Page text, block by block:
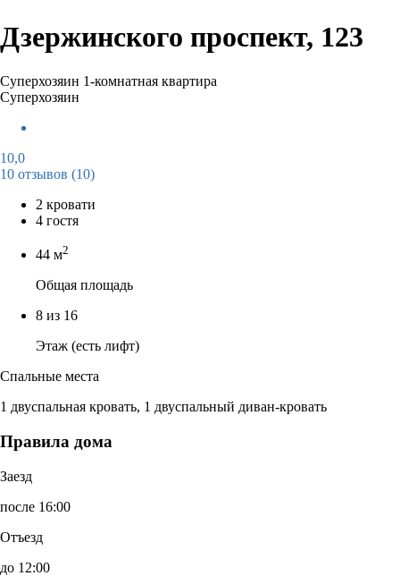
Дзержинского проспект, 123
Суперхозяин 1-комнатная квартира
Суперхозяин
10,0
10 отзывов (10)
2 кровати
4 гостя
44 м2
Общая площадь
8 из 16
Этаж (есть лифт)
Спальные места
1 двуспальная кровать, 1 двуспальный диван-кровать
Правила дома
Заезд
после 16:00
Отъезд
до 12:00